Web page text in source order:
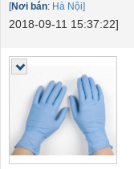
[Nơi bán: Hà Nội]
2018-09-11 15:37:22]